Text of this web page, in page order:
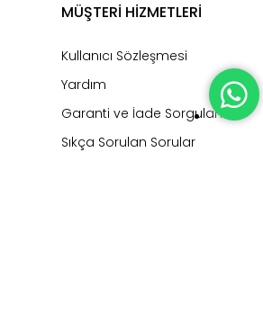
MÜŞTERİ HİZMETLERİ
Kullanıcı Sözleşmesi
Yardım
Garanti ve İade Sorgulama
Sıkça Sorulan Sorular